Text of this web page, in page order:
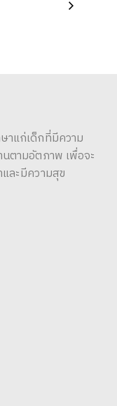
แก่เด็กที่มีความ
ตามอัตภาพ เพื่อจะ
ละมีความสุข